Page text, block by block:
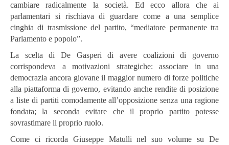
cambiare radicalmente la società. Ed ecco allora che ai
parlamentari si rischiava di guardare come a una semplice
cinghia di trasmissione del partito, “mediatore permanente tra
Parlamento e popolo”.
La scelta di De Gasperi di avere coalizioni di governo
corrispondeva a motivazioni strategiche: associare in una
democrazia ancora giovane il maggior numero di forze politiche
alla piattaforma di governo, evitando anche rendite di posizione
a liste di partiti comodamente all’opposizione senza una ragione
fondata; la seconda evitare che il proprio partito potesse
sovrastimare il proprio ruolo.
Come ci ricorda Giuseppe Matulli nel suo volume su De